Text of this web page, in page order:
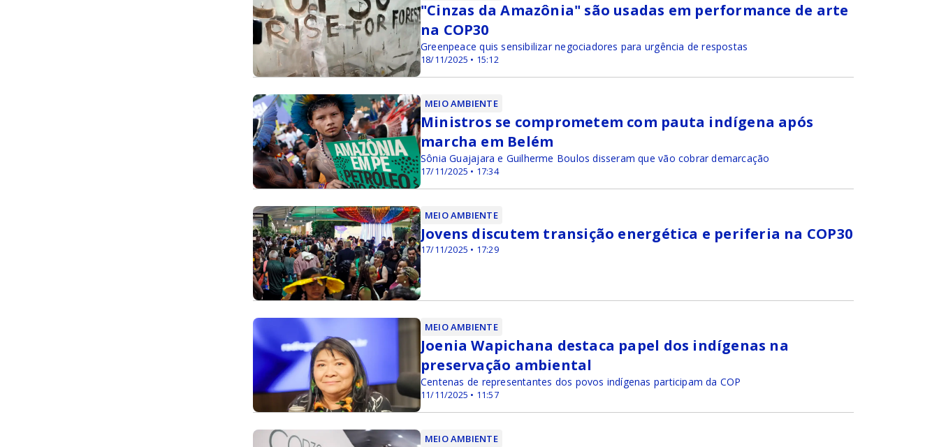
18/11/2025 • 15:12
"Cinzas da Amazônia" são usadas em performance de arte
na COP30
Greenpeace quis sensibilizar negociadores para urgência de respostas
MEIO AMBIENTE
17/11/2025 • 17:34
Ministros se comprometem com pauta indígena após
marcha em Belém
Sônia Guajajara e Guilherme Boulos disseram que vão cobrar demarcação
MEIO AMBIENTE
17/11/2025 • 17:29
Jovens discutem transição energética e periferia na COP30
MEIO AMBIENTE
11/11/2025 • 11:57
Joenia Wapichana destaca papel dos indígenas na
preservação ambiental
Centenas de representantes dos povos indígenas participam da COP
MEIO AMBIENTE